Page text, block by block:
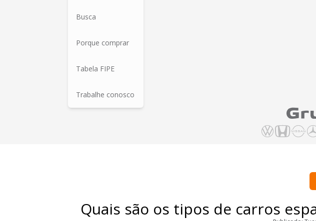
Busca
Porque comprar
Tabela FIPE
Trabalhe conosco
Quais são os tipos de carros